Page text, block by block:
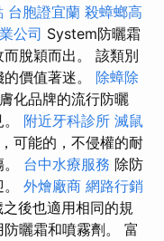
台胞證宜蘭 殺蟑螂高
公司 System防曬霜
脫穎而出。 該類別
價值著迷。 除蟑除
化品牌的流行防曬
附近牙科診所 滅鼠
可能的，不侵權的耐
台中水療服務 除防
外燴廠商 網路行銷
後也適用相同的規
曬霜和噴霧劑。 富